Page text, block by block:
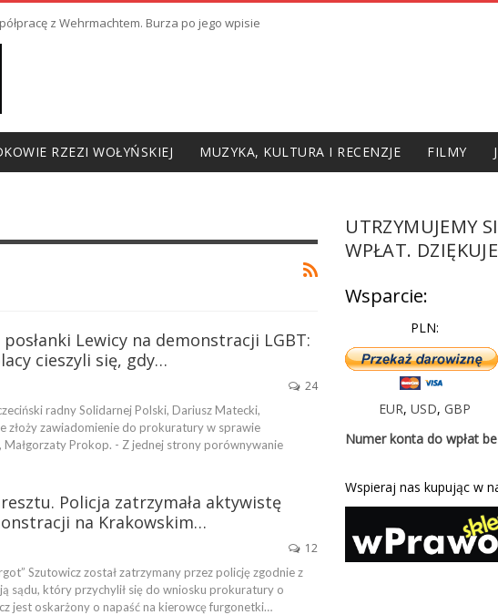
z Wehrmachtem. Burza po jego wpisie
RZEZI WOŁYŃSKIEJ MUZYKA, KULTURA I RECENZJE FILMY
posłanki Lewicy na demonstracji LGBT:
cieszyli się, gdy…
24
radny Solidarnej Polski, Dariusz Matecki,
złoży zawiadomienie do prokuratury w sprawie
Małgorzaty Prokop. - Z jednej strony porównywanie
Policja zatrzymała aktywistę
na Krakowskim…
12
Szutowicz został zatrzymany przez policję zgodnie z
sądu, który przychylił się do wniosku prokuratury o
jest oskarżony o napaść na kierowcę furgonetki…
UTRZYMUJEMY
WPŁAT.
Wsparcie:
PLN:
EUR,USD,GBP
Numer konta do wpłat
Wspieraj nas kupując w